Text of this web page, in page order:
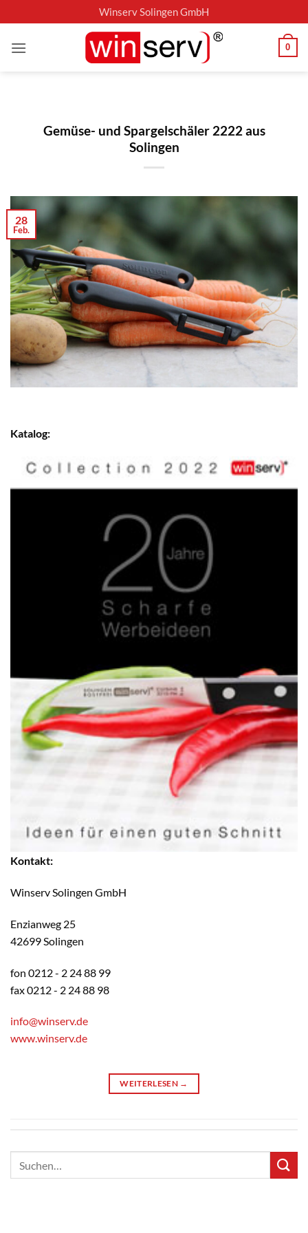
Inhalt
springen
Winserv Solingen GmbH
0
Gemüse- und Spargelschäler 2222 aus
Solingen
28
Feb.
Katalog:
Kontakt:
Winserv Solingen GmbH
Enzianweg 25
42699 Solingen
fon 0212 - 2 24 88 99
fax 0212 - 2 24 88 98
info@winserv.de
www.winserv.de
WEITERLESEN →